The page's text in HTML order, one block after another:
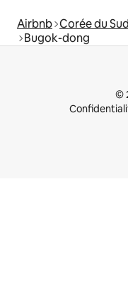
Airbnb Corée du Sud
Bugok-dong
©